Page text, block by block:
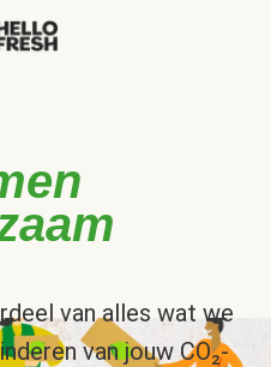
van alles wat we
van jouw CO₂-